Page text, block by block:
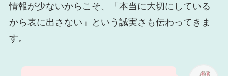
情報が少ないからこそ、「本当に大切にしている
から表に出さない」という誠実さも伝わってきま
す。